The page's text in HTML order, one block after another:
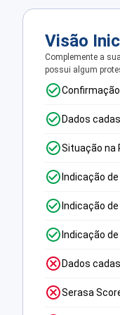
Visão
Complemente a
possui algum
Dados
Situação na
Indicação
Indicação
Indicação
Dados
Serasa